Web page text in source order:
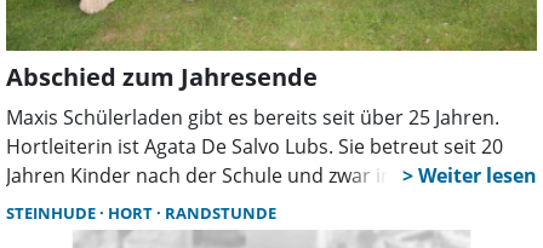
Abschied zum Jahresende
Maxis Schülerladen gibt es bereits seit über 25 Jahren.
Hortleiterin ist Agata De Salvo Lubs. Sie betreut seit 20
Jahren Kinder nach der Schule und zwar immer
nachmittags an fünf Tagen in der Woche und ganztags in
den Ferien. Zum Ende des Jahres hört die 63-Jährige auf.
STEINHUDE HORT RANDSTUNDE